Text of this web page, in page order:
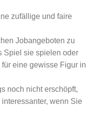
zufällige und faire
Jobangeboten zu
Spiel sie spielen oder
eine gewisse Figur in
noch nicht erschöpft,
wenn Sie